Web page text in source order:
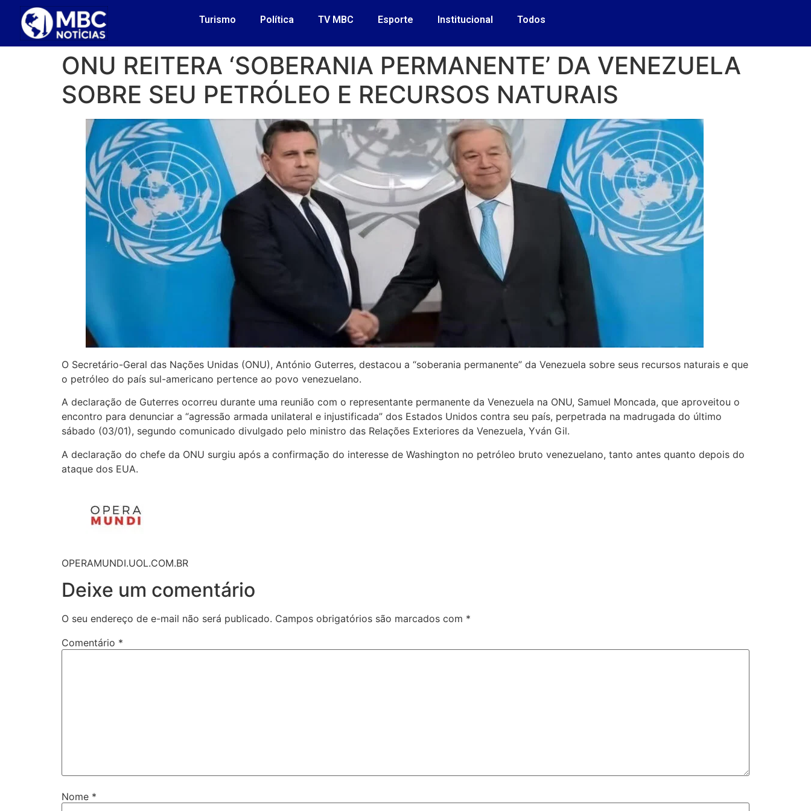
Turismo Política TV MBC Esporte Institucional Todos
ONU REITERA ‘SOBERANIA PERMANENTE’ DA VENEZUELA
SOBRE SEU PETRÓLEO E RECURSOS NATURAIS
O Secretário-Geral das Nações Unidas (ONU), António Guterres, destacou a “soberania permanente” da Venezuela sobre seus recursos naturais e que
o petróleo do país sul-americano pertence ao povo venezuelano.
A declaração de Guterres ocorreu durante uma reunião com o representante permanente da Venezuela na ONU, Samuel Moncada, que aproveitou o
encontro para denunciar a “agressão armada unilateral e injustificada” dos Estados Unidos contra seu país, perpetrada na madrugada do último
sábado (03/01), segundo comunicado divulgado pelo ministro das Relações Exteriores da Venezuela, Yván Gil.
A declaração do chefe da ONU surgiu após a confirmação do interesse de Washington no petróleo bruto venezuelano, tanto antes quanto depois do
ataque dos EUA.
OPERAMUNDI.UOL.COM.BR
Deixe um comentário
O seu endereço de e-mail não será publicado. Campos obrigatórios são marcados com *
Comentário *
Nome *